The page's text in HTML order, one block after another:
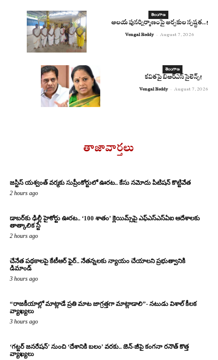
తెలంగాణ
ఆలయ పునర్నిర్మాణంపై అర్చకుల స్పష్టత..!
Vengal Reddy - August 7, 2026
తెలంగాణ
కవితపై బిఆర్ఎస్ సైలెన్స్!
Vengal Reddy - August 7, 2026
తాజావార్తలు
జస్టిస్ యశ్వంత్ వర్మకు సుప్రీంకోర్టులో ఊరట.. కేసు నమోదు పిటిషన్ కొట్టివేత
2 hours ago
డాబర్‌కు ఢిల్లీ హైకోర్టు ఊరట.. ‘100 శాతం’ క్లెయిమ్స్‌పై ఎఫ్‌ఎస్‌ఎస్‌ఏఐ ఆదేశాలకు
తాత్కాలిక స్టే
2 hours ago
చేనేత పథకాలపై కేటీఆర్ ఫైర్.. నేతన్నలకు న్యాయం చేయాలని ప్రభుత్వానికి
డిమాండ్
3 hours ago
“రాజకీయాల్లో మాట్లాడే ప్రతి మాట జాగ్రత్తగా మాట్లాడాలి”- నటుడు విశాల్ కీలక
వ్యాఖ్యలు
3 hours ago
‘గట్టర్ జనరేషన్’ నుంచి ‘దేశానికి బలం’ వరకు.. జెన్-జీపై కంగనా రనౌత్ కొత్త
వ్యాఖ్యలు